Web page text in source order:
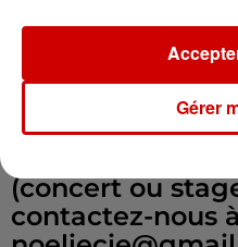
convivial, une
bénévoles sera
la buvette et la
réservations/
(concert ou
contactez-nous
Gérer